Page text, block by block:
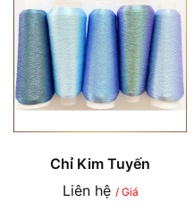
Chỉ Kim Tuyến
Liên hệ / Giá